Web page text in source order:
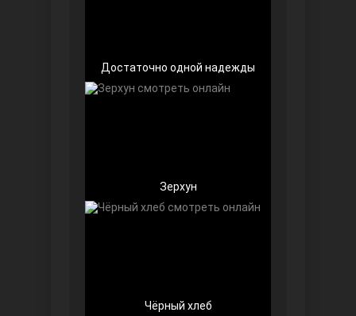
Далекий город
Достаточно одной надежды
Зерхун
Чёрный хлеб